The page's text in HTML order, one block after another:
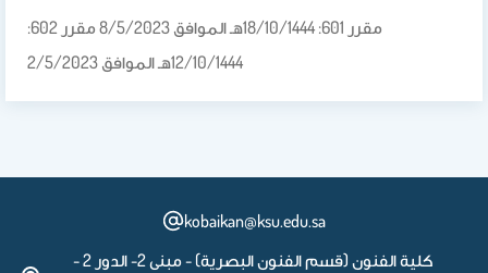
مقرر 601: 18/10/1444هـ الموافق 8/5/2023 مقرر 602:
12/10/1444هـ الموافق 2/5/2023
kobaikan@ksu.edu.sa
كلية الفنون (قسم الفنون البصرية) - مبنى 2- الدور 2 -